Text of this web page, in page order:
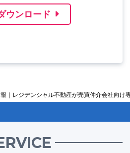
ウンロード
｜レジデンシャル不動産が売買仲介会社向